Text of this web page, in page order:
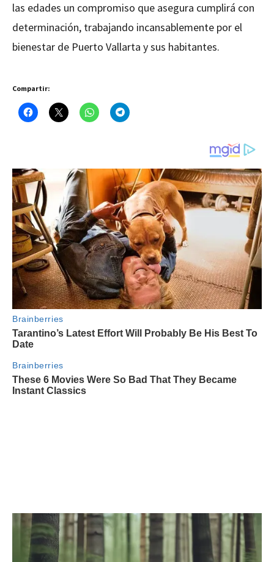
las edades un compromiso que asegura cumplirá con
determinación, trabajando incansablemente por el
bienestar de Puerto Vallarta y sus habitantes.
Compartir: